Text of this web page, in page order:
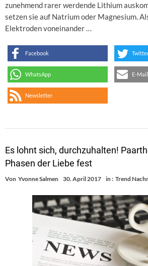
zunehmend rarer werdende Lithium
setzen sie auf Natrium oder Magnesium.
Elektroden voneinander …
Facebook
WhatsApp E-Mail
Newsletter
Es lohnt sich, durchzuhalten!
Phasen der Liebe fest
Von Yvonne Salmen 30. April 2017 in : Trend